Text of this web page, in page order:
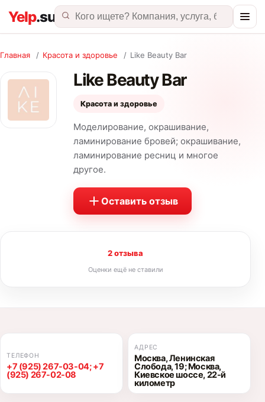
Главная / Красота и здоровье / Like Beauty Bar
Like Beauty Bar
Красота и здоровье
Моделирование, окрашивание,
ламинирование бровей; окрашивание,
ламинирование ресниц и многое
другое.
Оставить отзыв
2 отзыва
Оценки ещё не ставили
ТЕЛЕФОН
+7 (925) 267-03-04; +7
(925) 267-02-08
АДРЕС
Москва, Ленинская
Слобода, 19; Москва,
Киевское шоссе, 22-й
километр